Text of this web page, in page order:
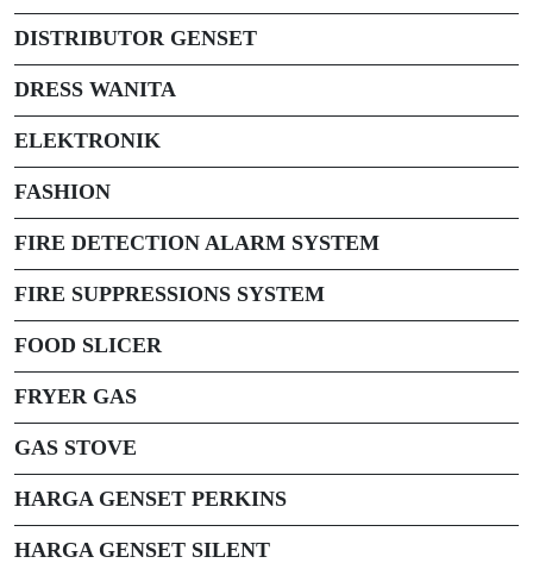
DISTRIBUTOR GENSET
DRESS WANITA
ELEKTRONIK
FASHION
FIRE DETECTION ALARM SYSTEM
FIRE SUPPRESSIONS SYSTEM
FOOD SLICER
FRYER GAS
GAS STOVE
HARGA GENSET PERKINS
HARGA GENSET SILENT